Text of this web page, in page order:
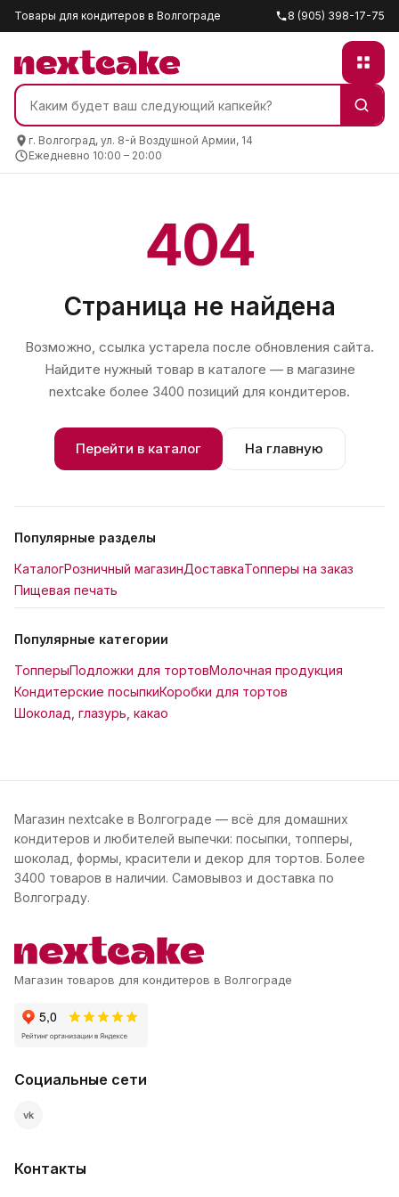
Товары для кондитеров в Волгограде 8 (905) 398-17-75
г. Волгоград, ул. 8-й Воздушной Армии, 14
Ежедневно 10:00 – 20:00
404
Страница не найдена
Возможно, ссылка устарела после обновления сайта.
Найдите нужный товар в каталоге — в магазине
nextcake более 3400 позиций для кондитеров.
Перейти в каталог На главную
Популярные разделы
КаталогРозничный магазинДоставкаТопперы на заказ
Пищевая печать
Популярные категории
ТопперыПодложки для тортовМолочная продукция
Кондитерские посыпкиКоробки для тортов
Шоколад, глазурь, какао
Магазин nextcake в Волгограде — всё для домашних
кондитеров и любителей выпечки: посыпки, топперы,
шоколад, формы, красители и декор для тортов. Более
3400 товаров в наличии. Самовывоз и доставка по
Волгограду.
Магазин товаров для кондитеров в Волгограде
Социальные сети
vk
Контакты